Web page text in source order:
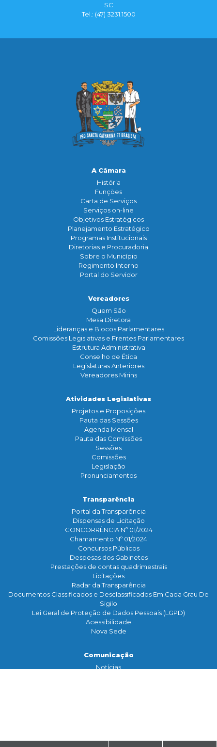
SC
Tel.: (47) 3231.1500
A Câmara
História
Funçōes
Carta de Serviços
Serviços on-line
Objetivos Estratégicos
Planejamento Estratégico
Programas Institucionais
Diretorias e Procuradoria
Sobre o Município
Regimento Interno
Portal do Servidor
Vereadores
Quem São
Mesa Diretora
Lideranças e Blocos Parlamentares
Comissões Legislativas e Frentes Parlamentares
Estrutura Administrativa
Conselho de Ética
Legislaturas Anteriores
Vereadores Mirins
Atividades Legislativas
Projetos e Proposições
Pauta das Sessões
Agenda Mensal
Pauta das Comissões
Sessões
Comissões
Legislação
Pronunciamentos
Transparência
Portal da Transparência
Dispensas de Licitação
CONCORRÊNCIA Nº 01/2024
Chamamento Nº 01/2024
Concursos Públicos
Despesas dos Gabinetes
Prestações de contas quadrimestrais
Licitações
Radar da Transparência
Documentos Classificados e Desclassificados Em Cada Grau De
Sigilo
Lei Geral de Proteção de Dados Pessoais (LGPD)
Acessibilidade
Nova Sede
Comunicação
Notícias
Serviço de Informação